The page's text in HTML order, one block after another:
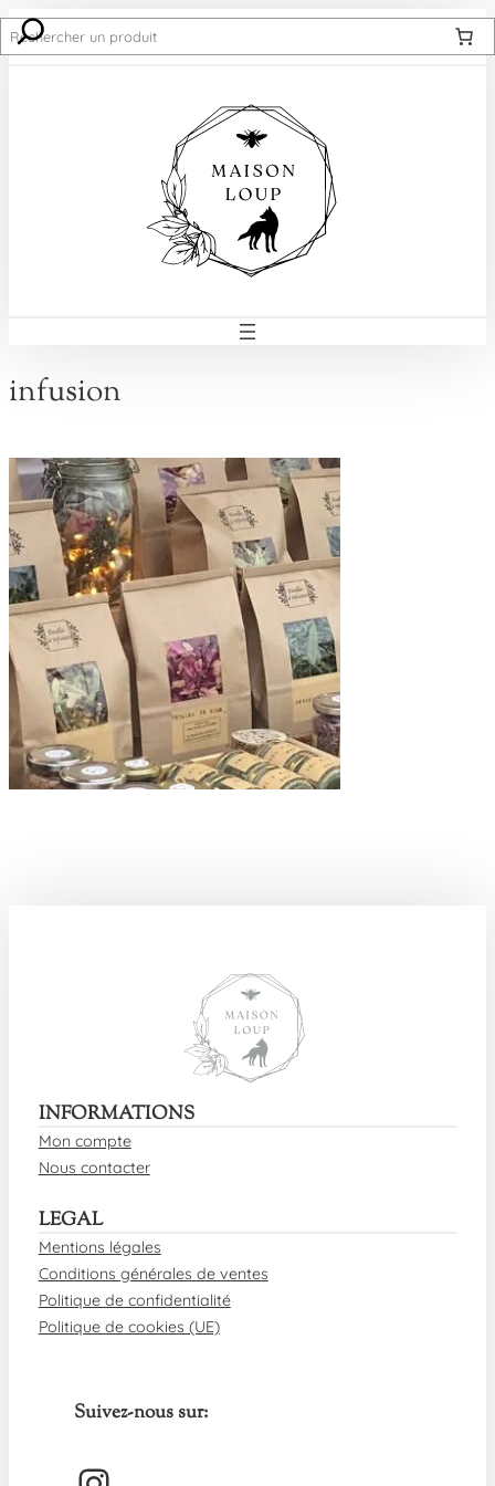
Recherche
infusion
INFORMATIONS
Mon compte
Nous contacter
LEGAL
Mentions légales
Conditions générales de ventes
Politique de confidentialité
Politique de cookies (UE)
Suivez-nous sur: